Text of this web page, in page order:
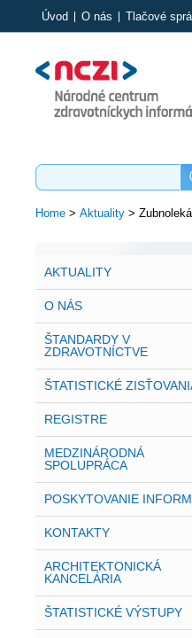
Úvod O nás Tlačové
Home> Aktuality>
AKTUALITY
O NÁS
ŠTANDARDY V
ZDRAVOTNÍCTVE
ŠTATISTICKÉ
REGISTRE
MEDZINÁRODNÁ
SPOLUPRÁCA
POSKYTOVANIE
KONTAKTY
ARCHITEKTONICKÁ
KANCELÁRIA
ŠTATISTICKÉ VÝSTUPY